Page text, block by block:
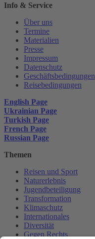
Info & Service
Über uns
Termine
Materialien
Presse
Impressum
Datenschutz
Geschäftsbedingungen
Reisebedingungen
English Page
Ukrainian Page
Turkish Page
French Page
Russian Page
Themen
Reisen und Sport
Naturerlebnis
Jugendbeteiligung
Transformation
Klimaschutz
Internationales
Diversität
Gegen Rechts